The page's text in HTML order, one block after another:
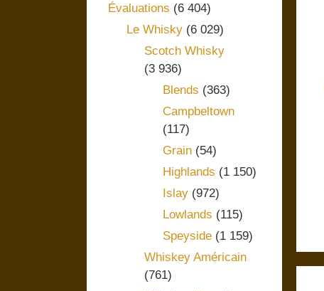
Évaluations (6 404)
Le Whisky(6 029)
Scotch Whisky
(3 936)
Blends (363)
Campbeltown
(117)
Grain(54)
Highlands (1 150)
Islay(972)
Lowlands (115)
Speyside(1 159)
Whiskey Américain
(761)